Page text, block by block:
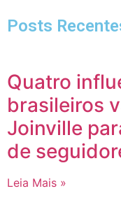
Posts
Quatro
brasileiros
Joinville
de
Leia Mais »